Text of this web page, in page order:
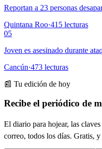
Reportan a 23 personas
Quintana Roo·415 lecturas
05
Joven es asesinado durante
Cancún·473 lecturas
📰 Tu edición de hoy
Recibe el periódico de
El diario para hojear, las
correo, todos los días. Gratis,